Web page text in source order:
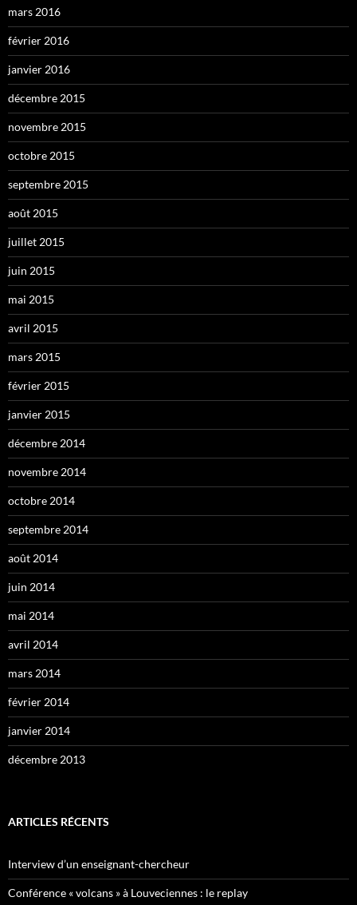
mars 2016
février 2016
janvier 2016
décembre 2015
novembre 2015
octobre 2015
septembre 2015
août 2015
juillet 2015
juin 2015
mai 2015
avril 2015
mars 2015
février 2015
janvier 2015
décembre 2014
novembre 2014
octobre 2014
septembre 2014
août 2014
juin 2014
mai 2014
avril 2014
mars 2014
février 2014
janvier 2014
décembre 2013
ARTICLES RÉCENTS
Interview d’un enseignant-chercheur
Conférence « volcans » à Louveciennes : le replay